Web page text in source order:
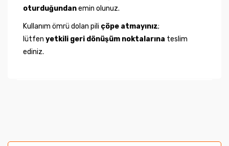
oturduğundanemin olunuz.
Kullanım ömrü dolan pili çöpe atmayınız;
lütfen yetkili geri dönüşüm noktalarına teslim
ediniz.